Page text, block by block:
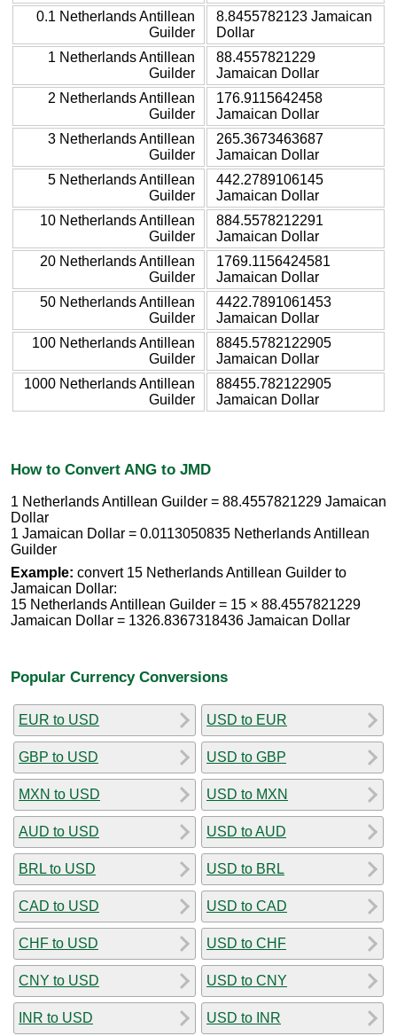
0.1 Netherlands Antillean
Guilder
8.8455782123 Jamaican
Dollar
1 Netherlands Antillean
Guilder
88.4557821229
Jamaican Dollar
2 Netherlands Antillean
Guilder
176.9115642458
Jamaican Dollar
3 Netherlands Antillean
Guilder
265.3673463687
Jamaican Dollar
5 Netherlands Antillean
Guilder
442.2789106145
Jamaican Dollar
10 Netherlands Antillean
Guilder
884.5578212291
Jamaican Dollar
20 Netherlands Antillean
Guilder
1769.1156424581
Jamaican Dollar
50 Netherlands Antillean
Guilder
4422.7891061453
Jamaican Dollar
100 Netherlands Antillean
Guilder
8845.5782122905
Jamaican Dollar
1000 Netherlands Antillean
Guilder
88455.782122905
Jamaican Dollar
How to Convert ANG to JMD
1 Netherlands Antillean Guilder = 88.4557821229 Jamaican
Dollar
1 Jamaican Dollar = 0.0113050835 Netherlands Antillean
Guilder
Example: convert 15 Netherlands Antillean Guilder to
Jamaican Dollar:
15 Netherlands Antillean Guilder = 15 × 88.4557821229
Jamaican Dollar = 1326.8367318436 Jamaican Dollar
Popular Currency Conversions
EUR to USD
GBP to USD
MXN to USD
AUD to USD
BRL to USD
CAD to USD
CHF to USD
CNY to USD
INR to USD
USD to EUR
USD to GBP
USD to MXN
USD to AUD
USD to BRL
USD to CAD
USD to CHF
USD to CNY
USD to INR